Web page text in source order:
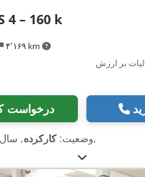
۴٬۱۶۹ km
4 – 160 k
بر ارزش
درخواست
وضعیت:کارکرده, ,